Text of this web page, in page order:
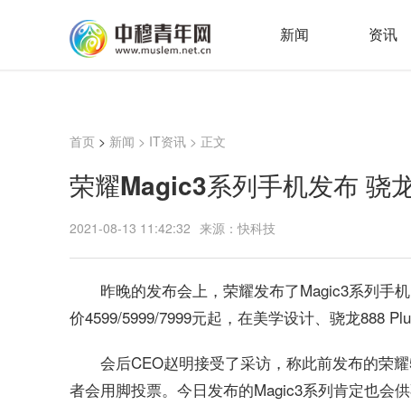
新闻 资讯
首页 > 新闻 > IT资讯 > 正文
荣耀Magic3系列手机发布 骁
2021-08-13 11:42:32 来源：快科技
昨晚的发布会上，荣耀发布了Magic3系列手
价4599/5999/7999元起，在美学设计、骁龙888
会后CEO赵明接受了采访，称此前发布的荣
者会用脚投票。今日发布的Magic3系列肯定也会供